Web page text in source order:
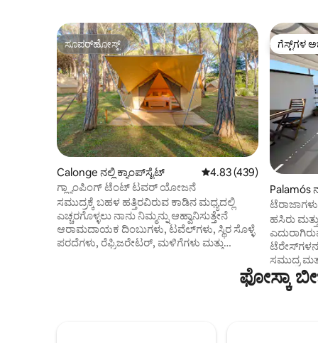
ಸೂಪರ್‌ಹೋಸ್ಟ್
ಸೂಪರ್‌ಹೋಸ್ಟ್
Calonge ನಲ್ಲಿ ಕ್ಯಾಂಪ್‌‌ಸೈಟ್ 5 ರಲ್ಲಿ 4.83 ಸರಾಸರಿ
4.83 (439)
ಗ್ಲ್ಯಾಂಪಿಂಗ್ ಟೆಂಟ್ ಟವರ್ ಯೋಜನೆ
ಸಮುದ್ರಕ್ಕೆ ಬಹಳ ಹತ್ತಿರವಿರುವ ಕಾಡಿನ ಮಧ್ಯದಲ್ಲಿ
ಎಚ್ಚರಗೊಳ್ಳಲು ನಾನು ನಿಮ್ಮನ್ನು ಆಹ್ವಾನಿಸುತ್ತೇನೆ
ಆರಾಮದಾಯಕ ದಿಂಬುಗಳು, ಟವೆಲ್‌ಗಳು, ಸ್ಥಿರ ಸೊಳ್ಳೆ
ಪರದೆಗಳು, ರೆಫ್ರಿಜರೇಟರ್, ಮಳಿಗೆಗಳು ಮತ್ತು
ಅಂಗಡಿಯಲ್ಲಿ ನಿದ್ರಿಸಿ. ನಾವು ಶಾಂತತೆ ಮತ್ತು ಸಾಕಷ್ಟು
ಗೆಸ್ಟ್‌ಗಳ
ಗೆಸ್ಟ್‌ಗಳ
ನೆಮ್ಮದಿ.
ಹಸಿರು
ಸಮುದ್ರ
ಮತ್ತು
de la
ಫೋಸ್ಕಾ